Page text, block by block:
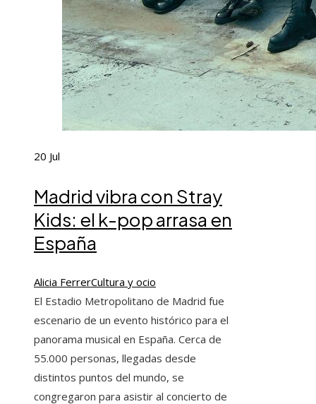
20 Jul
Madrid vibra con Stray
Kids: el k-pop arrasa en
España
Alicia FerrerCultura y ocio
El Estadio Metropolitano de Madrid fue
escenario de un evento histórico para el
panorama musical en España. Cerca de
55.000 personas, llegadas desde
distintos puntos del mundo, se
congregaron para asistir al concierto de